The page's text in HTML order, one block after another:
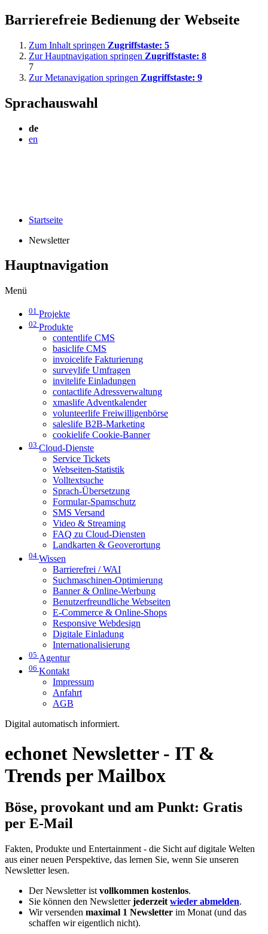
Barrierefreie Bedienung der Webseite
Zum Inhalt springen Zugriffstaste: 5
Zur Hauptnavigation springen Zugriffstaste: 8
7
Zur Metanavigation springen Zugriffstaste: 9
Sprachauswahl
de
en
Startseite
Newsletter
Hauptnavigation
Menü
01 Projekte
02 Produkte
contentlife CMS
basiclife CMS
invoicelife Fakturierung
surveylife Umfragen
invitelife Einladungen
contactlife Adressverwaltung
xmaslife Adventkalender
volunteerlife Freiwilligenbörse
saleslife B2B-Marketing
cookielife Cookie-Banner
03 Cloud-Dienste
Service Tickets
Webseiten-Statistik
Volltextsuche
Sprach-Übersetzung
Formular-Spamschutz
SMS Versand
Video & Streaming
FAQ zu Cloud-Diensten
Landkarten & Geoverortung
04 Wissen
Barrierefrei / WAI
Suchmaschinen-Optimierung
Banner & Online-Werbung
Benutzerfreundliche Webseiten
E-Commerce & Online-Shops
Responsive Webdesign
Digitale Einladung
Internationalisierung
05 Agentur
06 Kontakt
Impressum
Anfahrt
AGB
Digital automatisch informiert.
echonet Newsletter - IT &
Trends per Mailbox
Böse, provokant und am Punkt: Gratis
per E-Mail
Fakten, Produkte und Entertainment - die Sicht auf digitale Welten
aus einer neuen Perspektive, das lernen Sie, wenn Sie unseren
Newsletter lesen.
Der Newsletter ist vollkommen kostenlos.
Sie können den Newsletterjederzeit wieder abmelden.
Wir versenden maximal 1 Newsletter im Monat (und das
schaffen wir eigentlich nicht).